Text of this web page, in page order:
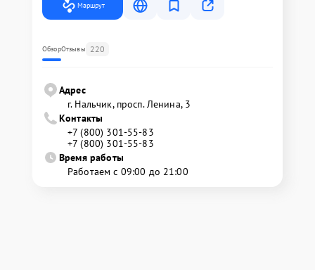
Маршрут
ОбзорОтзывы 220
Адрес
г. Нальчик, просп. Ленина, 3
Контакты
+7 (800) 301-55-83
+7 (800) 301-55-83
Время работы
Работаем с 09:00 до 21:00